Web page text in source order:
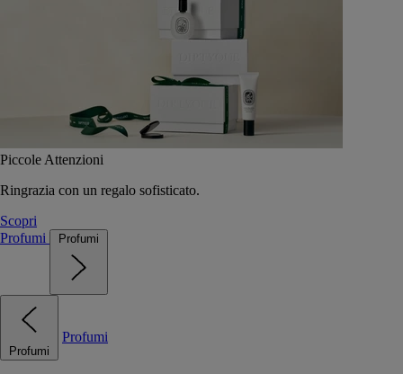
Piccole Attenzioni
Ringrazia con un regalo sofisticato.
Scopri
Profumi
Profumi
Profumi
Profumi